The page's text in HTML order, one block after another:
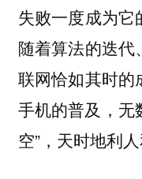
失败一度成为它
随着算法的迭代
联网恰如其时的
手机的普及，无
空”，天时地利